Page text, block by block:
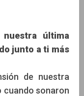
última
junto a ti más
de nuestra
cuando sonaron